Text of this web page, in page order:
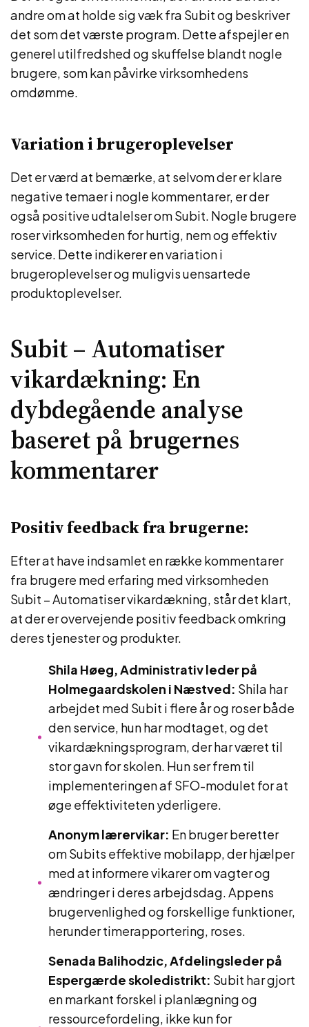
andre om at holde sig væk fra Subit og beskriver
det som det værste program. Dette afspejler en
generel utilfredshed og skuffelse blandt nogle
brugere, som kan påvirke virksomhedens
omdømme.
Variation i brugeroplevelser
Det er værd at bemærke, at selvom der er klare
negative temaer i nogle kommentarer, er der
også positive udtalelser om Subit. Nogle brugere
roser virksomheden for hurtig, nem og effektiv
service. Dette indikerer en variation i
brugeroplevelser og muligvis uensartede
produktoplevelser.
Subit – Automatiser
vikardækning: En
dybdegående analyse
baseret på brugernes
kommentarer
Positiv feedback fra brugerne:
Efter at have indsamlet en række kommentarer
fra brugere med erfaring med virksomheden
Subit – Automatiser vikardækning, står det klart,
at der er overvejende positiv feedback omkring
deres tjenester og produkter.
Shila Høeg, Administrativ leder på
Holmegaardskolen i Næstved: Shila har
arbejdet med Subit i flere år og roser både
den service, hun har modtaget, og det
vikardækningsprogram, der har været til
stor gavn for skolen. Hun ser frem til
implementeringen af SFO-modulet for at
øge effektiviteten yderligere.
Anonym lærervikar: En bruger beretter
om Subits effektive mobilapp, der hjælper
med at informere vikarer om vagter og
ændringer i deres arbejdsdag. Appens
brugervenlighed og forskellige funktioner,
herunder timerapportering, roses.
Senada Balihodzic, Afdelingsleder på
Espergærde skoledistrikt: Subit har gjort
en markant forskel i planlægning og
ressourcefordeling, ikke kun for